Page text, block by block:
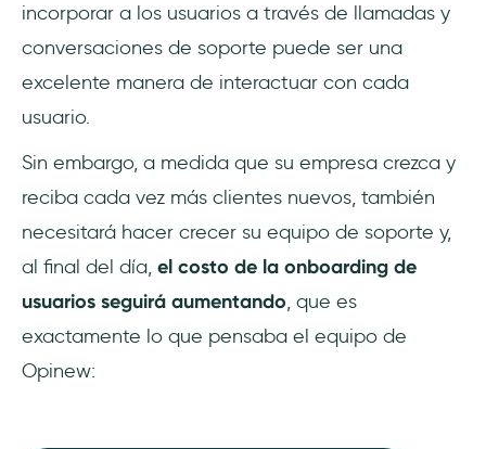
incorporar a los usuarios a través de llamadas y
conversaciones de soporte puede ser una
excelente manera de interactuar con cada
usuario.
Sin embargo, a medida que su empresa crezca y
reciba cada vez más clientes nuevos, también
necesitará hacer crecer su equipo de soporte y,
al final del día, el costo de la onboarding de
usuarios seguirá aumentando, que es
exactamente lo que pensaba el equipo de
Opinew: